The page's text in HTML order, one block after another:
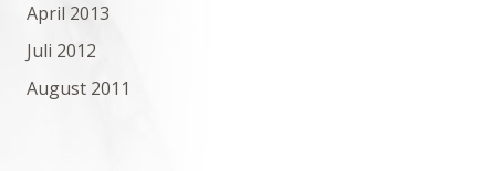
April 2013
Juli 2012
August 2011